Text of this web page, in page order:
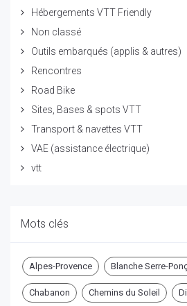
Hébergements VTT Friendly
Non classé
Outils embarqués (applis & autres)
Rencontres
Road Bike
Sites, Bases & spots VTT
Transport & navettes VTT
VAE (assistance électrique)
vtt
Mots clés
Alpes-Provence Blanche Serre-
Chabanon Chemins du Soleil